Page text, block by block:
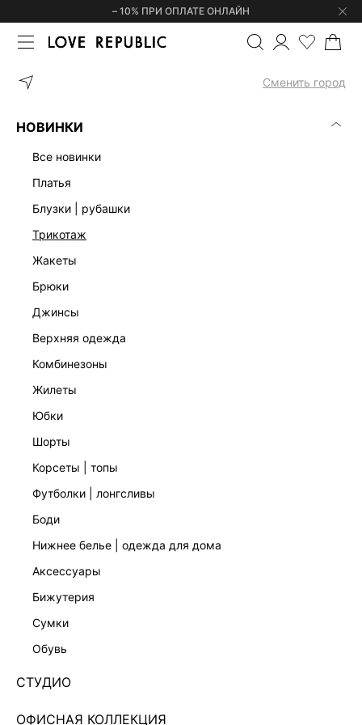
– 10% ПРИ ОПЛАТЕ ОНЛАЙН
Сменить город
НОВИНКИ
все новинки
платья
блузки | рубашки
трикотаж
жакеты
брюки
джинсы
верхняя одежда
комбинезоны
жилеты
юбки
шорты
корсеты | топы
футболки | лонгсливы
боди
нижнее белье | одежда для дома
аксессуары
бижутерия
сумки
обувь
СТУДИО
ОФИСНАЯ КОЛЛЕКЦИЯ
ГЛАВНАЯ БРЮКИ РАСКЛЕШЕННОГО КРОЯ
5152214725-50